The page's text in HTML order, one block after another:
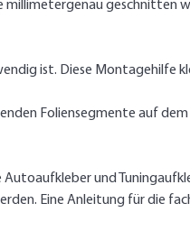
geschnitten
ist. Diese Montagehilfe
Foliensegmente auf dem
und
Eine Anleitung für die